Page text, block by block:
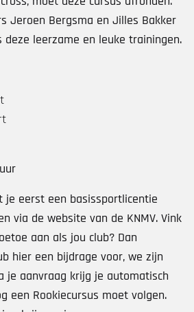
Jeroen Bergsma en Jilles Bakker
leerzame en leuke trainingen.
je eerst een basissportlicentie
via de website van de KNMV. Vink
aan als jou club? Dan
hier een bijdrage voor, we zijn
je aanvraag krijg je automatisch
een Rookiecursus moet volgen.